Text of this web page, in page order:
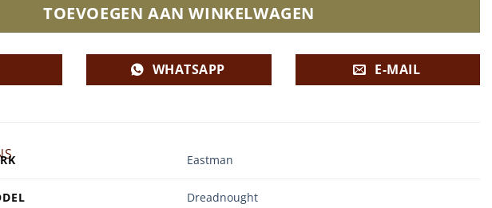
TOEVOEGEN AAN WINKELWAGEN
WHATSAPP E-MAIL
Eastman
Dreadnought